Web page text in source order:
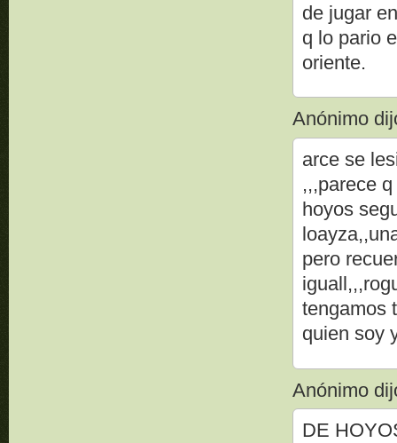
de jugar
q lo pario
oriente.
Anónimo
arce se
,,,parece
hoyos
pero
tengamos
quien soy
Anónimo
DE